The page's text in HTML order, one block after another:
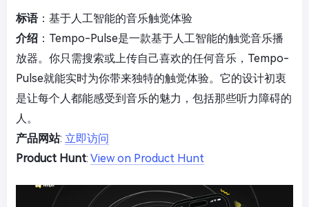
标语：基于人工智能的音乐触觉体验
介绍 ：Tempo-Pulse是一款基于人工智能的触觉音乐播
放器。你只需搜索或上传自己喜欢的任何音乐，Tempo-
Pulse就能实时为你带来独特的触觉体验。它的设计初衷
是让每个人都能感受到音乐的魅力，包括那些听力障碍的
人。
产品网站: 立即访问
Product Hunt: View on Product Hunt